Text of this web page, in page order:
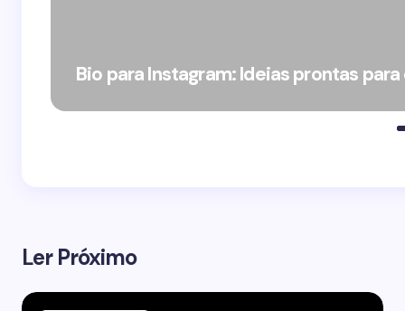
Bio para Instagram: Ideias prontas
Ler Próximo